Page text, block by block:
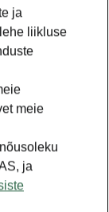
ja
liikluse
meie
ja